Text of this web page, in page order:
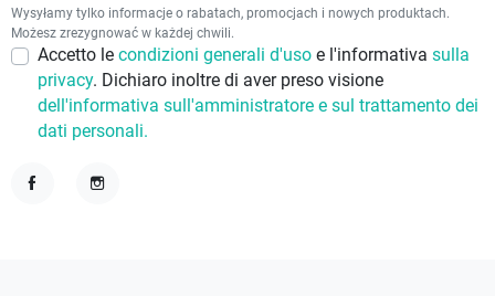
Wysyłamy tylko informacje o rabatach, promocjach i nowych produktach.
Możesz zrezygnować w każdej chwili.
Accetto le condizioni generali d'uso e l'informativa sulla
privacy. Dichiaro inoltre di aver preso visione
dell'informativa sull'amministratore e sul trattamento dei
dati personali.